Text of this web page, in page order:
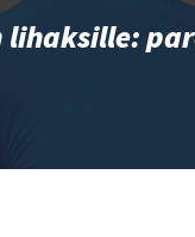
lihaksille: